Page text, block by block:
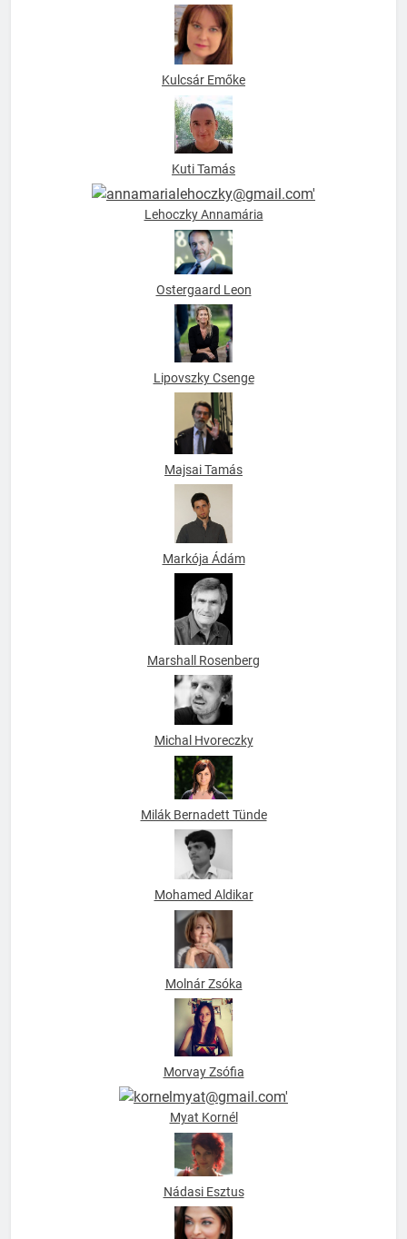
Kulcsár Emőke
Kuti Tamás
Lehoczky Annamária
Ostergaard Leon
Lipovszky Csenge
Majsai Tamás
Markója Ádám
Marshall Rosenberg
Michal Hvoreczky
Milák Bernadett Tünde
Mohamed Aldikar
Molnár Zsóka
Morvay Zsófia
Myat Kornél
Nádasi Esztus